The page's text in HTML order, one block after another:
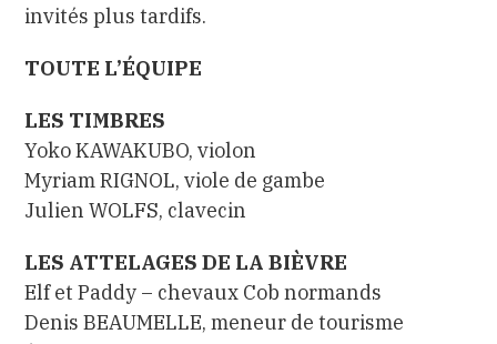
invités plus tardifs.
TOUTE L’ÉQUIPE
LES TIMBRES
Yoko KAWAKUBO, violon
Myriam RIGNOL, viole de gambe
Julien WOLFS, clavecin
LES ATTELAGES DE LA BIÈVRE
Elf et Paddy – chevaux Cob normands
Denis BEAUMELLE, meneur de tourisme